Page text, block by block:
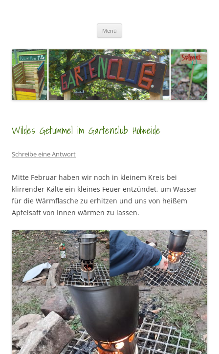
Menü
Wildes Getummel im Gartenclub Holweide
Schreibe eine Antwort
Mitte Februar haben wir noch in kleinem Kreis bei
klirrender Kälte ein kleines Feuer entzündet, um Wasser
für die Wärmflasche zu erhitzen und uns von heißem
Apfelsaft von Innen wärmen zu lassen.